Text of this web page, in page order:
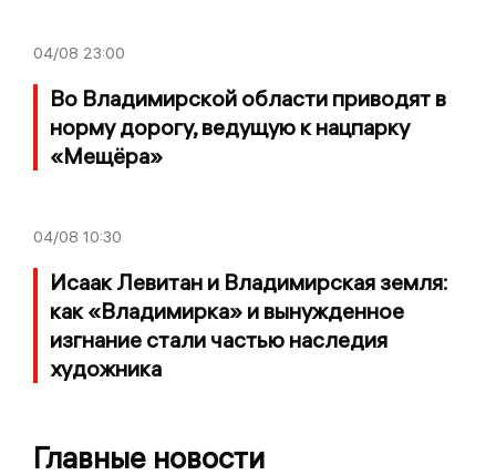
04/08 23:00
Во Владимирской области приводят в
норму дорогу, ведущую к нацпарку
«Мещёра»
04/08 10:30
Исаак Левитан и Владимирская земля:
как «Владимирка» и вынужденное
изгнание стали частью наследия
художника
Главные новости